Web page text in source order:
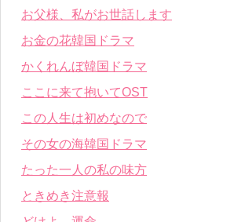
お父様、私がお世話します
お金の花韓国ドラマ
かくれんぼ韓国ドラマ
ここに来て抱いてOST
この人生は初めなので
その女の海韓国ドラマ
たった一人の私の味方
ときめき注意報